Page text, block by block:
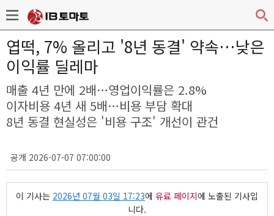
엽떡, 7% 올리고 '8년 동결' 약속…낮은
이익률 딜레마
매출 4년 만에 2배…영업이익률은 2.8%
이자비용 4년 새 5배…비용 부담 확대
8년 동결 현실성은 '비용 구조' 개선이 관건
공개 2026-07-07 07:00:00
이 기사는 2026년 07월 03일 17:23에 유료 페이지에 노출된 기사입
니다.